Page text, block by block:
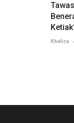
Khaliza